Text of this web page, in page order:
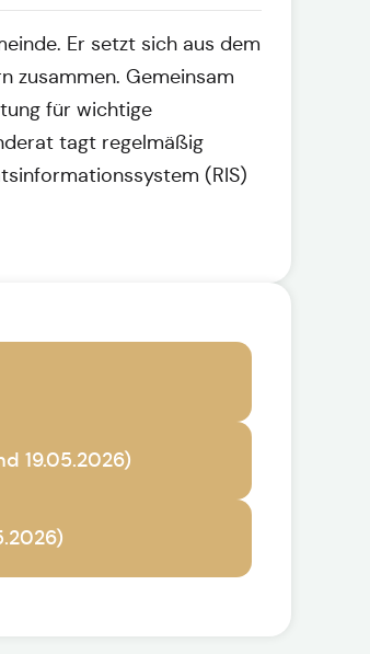
Er setzt sich aus dem
zusammen. Gemeinsam
für wichtige
tagt regelmäßig
(RIS)
19.05.2026)